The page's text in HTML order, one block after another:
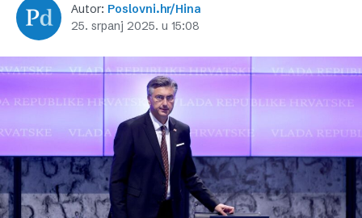
Autor: Poslovni.hr/Hina
25. srpanj 2025. u 15:08